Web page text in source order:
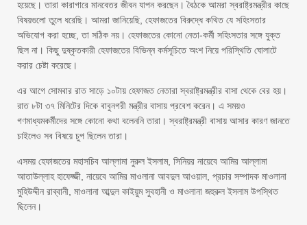
হয়েছে। তারা কারাগারে মানবেতর জীবন যাপন করছেন। বৈঠকে আমরা স্বরাষ্ট্রমন্ত্রীর কাছে
বিষয়গুলো তুলে ধরেছি। আমরা জানিয়েছি, হেফাজতের বিরুদ্ধে কথিত যে সহিংসতার
অভিযোগ করা হচ্ছে, তা সঠিক নয়। হেফাজতের কোনো নেতা-কর্মী সহিংসতার সঙ্গে যুক্ত
ছিল না। কিছু দুষ্কৃতকারী হেফাজতের বিভিন্ন কর্মসূচিতে অংশ নিয়ে পরিস্থিতি ঘোলাটে
করার চেষ্টা করেছে।
এর আগে সোমবার রাত সাড়ে ১০টায় হেফাজত নেতারা স্বরাষ্ট্রমন্ত্রীর বাসা থেকে বের হয়।
রাত ৮টা ৩৭ মিনিটের দিকে বাবুনগরী মন্ত্রীর বাসায় প্রবেশ করেন। এ সময়ও
গণমাধ্যমকর্মীদের সঙ্গে কোনো কথা বলেননি তারা। স্বরাষ্ট্রমন্ত্রী বাসায় আসার কারণ জানতে
চাইলেও সব বিষয়ে চুপ ছিলেন তারা।
এসময় হেফাজতের মহাসচিব আল্লামা নুরুল ইসলাম, সিনিয়র নায়েবে আমির আল্লামা
আতাউল্লাহ হাফেজ্জী, নায়েবে আমির মাওলানা আবদুল আওয়াল, প্রচার সম্পাদক মাওলানা
মুহিউদ্দীন রাব্বানী, মাওলানা আব্দুল কাইয়ুম সুবহানী ও মাওলানা জহুরুল ইসলাম উপস্থিত
ছিলেন।